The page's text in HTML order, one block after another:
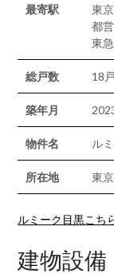
最寄駅
東
都
東
総戸数 18戸
築年月
物件名 ル
所在地 東
ルミーク目黒こち
建物設備